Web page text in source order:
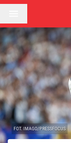
Przejdź do treści
FOT. IMAGO/PRESSFOCUS